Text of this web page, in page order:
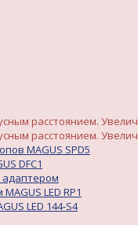
расстоянием.
расстоянием.
MAGUS SPD5
DFC1
адаптером
LED RP1
LED 144-S4